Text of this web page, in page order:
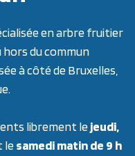
en arbre fruitier
du commun
à côté de Bruxelles,
librement lejeudi,
lesamedi matin de 9 h